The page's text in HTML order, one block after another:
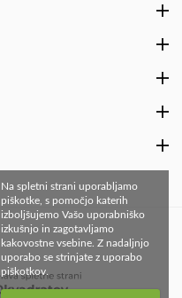
Na spletni strani uporabljamo
piškotke, s pomočjo katerih
izboljšujemo Vašo uporabniško
izkušnjo in zagotavljamo
kakovostne vsebine. Z nadaljnjo
uporabo se strinjate z uporabo
piškotkov.